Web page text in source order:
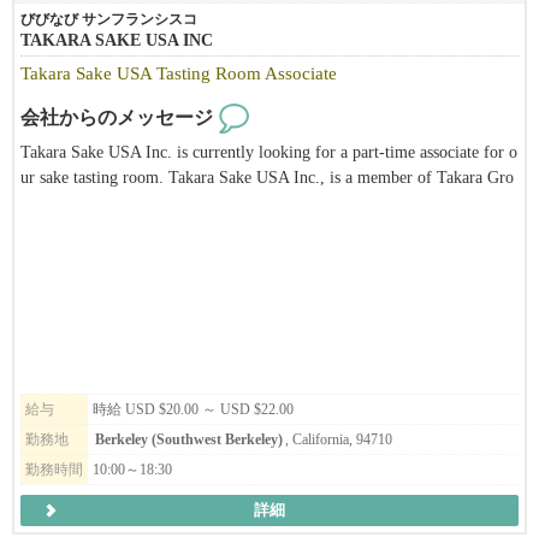
✨弊社で働く魅力
お客様から直接、「助かった」「ありがとう」と心から感謝され
ます。
そんな方にぴったりの、魅力あふれる職場です。
びびなび サンフランシスコ
TAKARA SAKE USA INC
Takara Sake USA Tasting Room Associate
会社からのメッセージ
Takara Sake USA Inc. is currently looking for a part-time associate for o
ur sake tasting room. Takara Sake USA Inc., is a member of Takara Gro
ention to detail, organizational skills, time management, physical stamin
a, and problem-solving abilities, with an added interest in or knowledge
給与
時給 USD $20.00 ～ USD $22.00
勤務地
Berkeley (Southwest Berkeley) , California, 94710
勤務時間
10:00～18:30
詳細